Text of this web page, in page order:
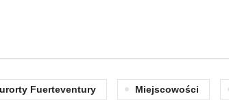
Fuerteventury Miejscowości